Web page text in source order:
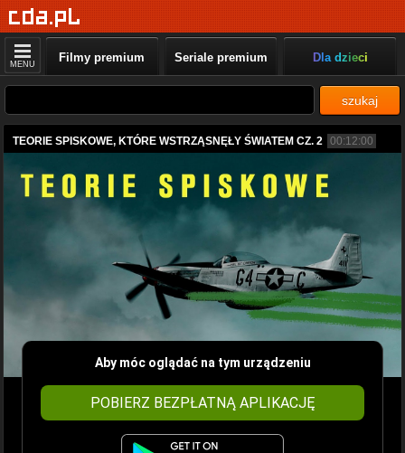
MENU Filmy premium Seriale premium Dla dzieci
szukaj
TEORIE SPISKOWE, KTÓRE WSTRZĄSNĘŁY ŚWIATEM CZ. 2 00:12:00
Aby móc oglądać na tym urządzeniu
POBIERZ BEZPŁATNĄ APLIKACJĘ